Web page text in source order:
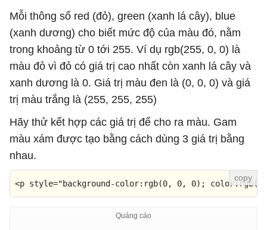
Mỗi thông số red (đỏ), green (xanh lá cây), blue
(xanh dương) cho biết mức độ của màu đó, nằm
trong khoảng từ 0 tới 255. Ví dụ rgb(255, 0, 0) là
màu đỏ vì đỏ có giá trị cao nhất còn xanh lá cây và
xanh dương là 0. Giá trị màu đen là (0, 0, 0) và giá
trị màu trắng là (255, 255, 255)
Hãy thử kết hợp các giá trị để cho ra màu. Gam
màu xám được tạo bằng cách dùng 3 giá trị bằng
nhau.
<p style="background-color:rgb(0, 0, 0);